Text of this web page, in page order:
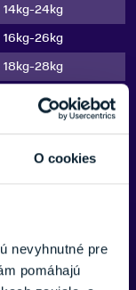
O cookies
nevyhnutné pre
pomáhajú
14kg-24kg
16kg-26kg
18kg-28kg
20kg-30kg
22kg-32kg
25kg-37kg
30kg-42kg
Sme tu